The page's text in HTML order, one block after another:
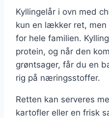
Kyllingelår i ovn med
kun en lækker ret, men
for hele familien.
protein, og når den
grøntsager, får du en
rig på næringsstoffer.
Retten kan serveres
kartofler eller en frisk